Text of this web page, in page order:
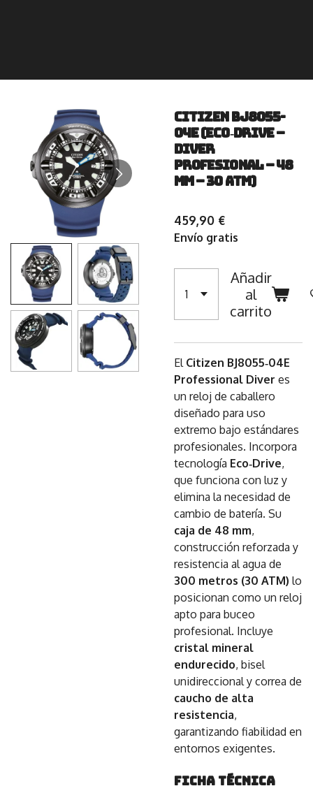
Citizen BJ8055-
04E (Eco‑Drive –
Diver
Profesional – 48
mm – 30 ATM)
459,90 €
Envío gratis
Añadir
al
carrito
El Citizen BJ8055‑04E
Professional Diver es
un reloj de caballero
diseñado para uso
extremo bajo estándares
profesionales. Incorpora
tecnología Eco‑Drive,
que funciona con luz y
elimina la necesidad de
cambio de batería. Su
caja de 48 mm,
construcción reforzada y
resistencia al agua de
300 metros (30 ATM) lo
posicionan como un reloj
apto para buceo
profesional. Incluye
cristal mineral
endurecido, bisel
unidireccional y correa de
caucho de alta
resistencia,
garantizando fiabilidad en
entornos exigentes.
Ficha Técnica